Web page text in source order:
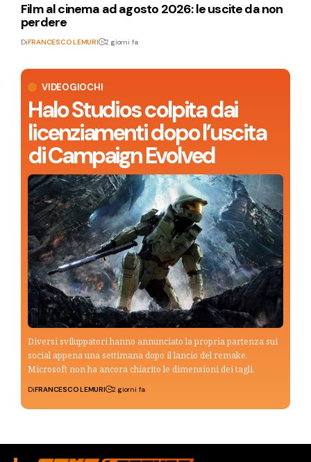
VIDEOGIOCHI
Halo Studios colpita dai
licenziamenti dopo l’uscita
di Campaign Evolved
Diversi sviluppatori hanno annunciato la propria partenza sui
social appena una settimana dopo il lancio del remake.
Microsoft non ha ancora chiarito le dimensioni dei tagli.
DiFRANCESCO LEMURI 2 giorni fa
Film al cinema ad agosto 2026: le uscite da non
perdere
DiFRANCESCO LEMURI 2 giorni fa